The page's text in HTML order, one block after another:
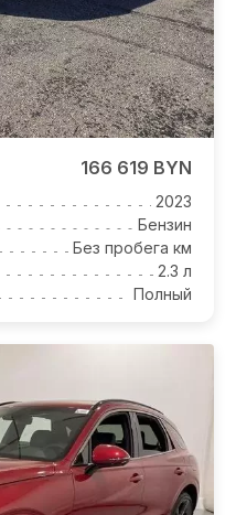
166 619 BYN
2023
Бензин
Без пробега км
2.3 л
Полный